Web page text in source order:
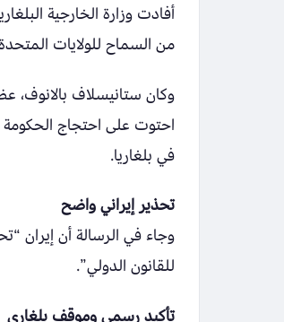
أفادت وزارة الخارجية
من السماح للولايات
احتوت على احتجاج الحكومة
في بلغاريا.
تحذير إيراني واضح
وجاء في الرسالة أن إيران
للقانون الدولي”.
تأكيد رسمي وموقف بلغاري